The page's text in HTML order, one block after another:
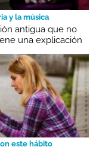
y la música
antigua que no
una explicación
este hábito